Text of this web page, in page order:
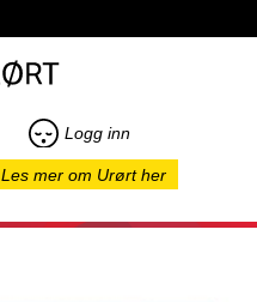
Logg inn
Les mer om Urørt her